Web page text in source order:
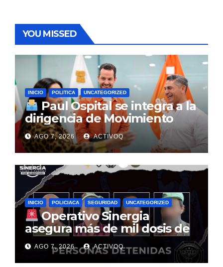
YOU MISSED
INICIO POLITICA UNCATEGORIZED
Paul Ospital se integra a la
dirigencia de Movimiento
Ciudadano en Querétaro
AGO 7, 2026 ACTIVOQ
INICIO POLICIACA SEGURIDAD UNCATEGORIZED
Operativo Sinergia
asegura más de mil dosis de
narcóticos y detiene a cuatro
personas
AGO 7, 2026 ACTIVOQ